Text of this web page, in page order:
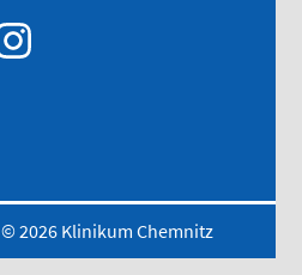
© 2026 Klinikum Chemnitz